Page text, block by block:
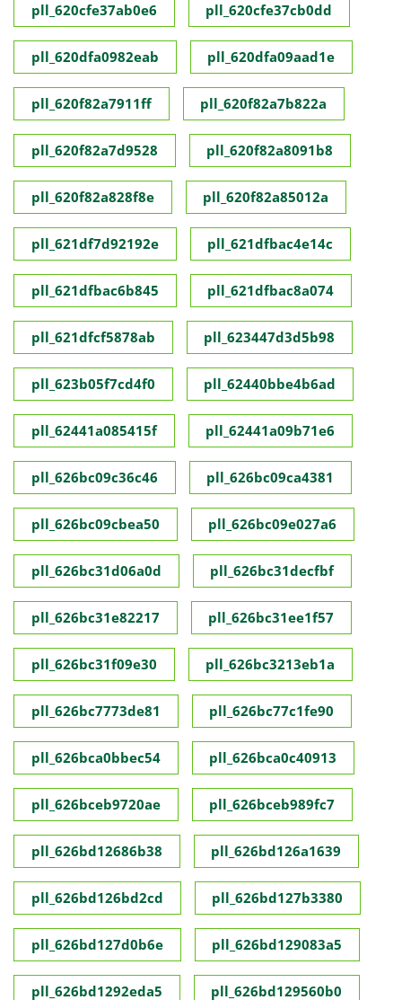
pll_620cfe37ab0e6 pll_620cfe37cb0dd
pll_620dfa0982eab pll_620dfa09aad1e
pll_620f82a7911ff pll_620f82a7b822a
pll_620f82a7d9528 pll_620f82a8091b8
pll_620f82a828f8e pll_620f82a85012a
pll_621df7d92192e pll_621dfbac4e14c
pll_621dfbac6b845 pll_621dfbac8a074
pll_621dfcf5878ab pll_623447d3d5b98
pll_623b05f7cd4f0 pll_62440bbe4b6ad
pll_62441a085415f pll_62441a09b71e6
pll_626bc09c36c46 pll_626bc09ca4381
pll_626bc09cbea50 pll_626bc09e027a6
pll_626bc31d06a0d pll_626bc31decfbf
pll_626bc31e82217 pll_626bc31ee1f57
pll_626bc31f09e30 pll_626bc3213eb1a
pll_626bc7773de81 pll_626bc77c1fe90
pll_626bca0bbec54 pll_626bca0c40913
pll_626bceb9720ae pll_626bceb989fc7
pll_626bd12686b38 pll_626bd126a1639
pll_626bd126bd2cd pll_626bd127b3380
pll_626bd127d0b6e pll_626bd129083a5
pll_626bd1292eda5 pll_626bd129560b0